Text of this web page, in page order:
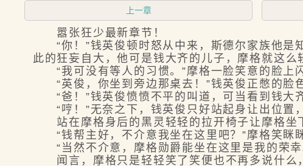
上一章
嚣张狂少最新章节！
“你！”钱英俊顿时怒从中来，斯德尔家族他是
此的狂妄自大，他可是钱大齐的儿子，摩格就这
“我可没有等人的习惯。”摩格一脸笑意的脸上
“英俊，你坐到旁边那桌去！”钱英俊正憋的脸
“爸！”钱英俊愤愤不平的叫道，可当看到钱大
“哼！”无奈之下，钱英俊只好站起身让出位置
站在摩格身后的黑灵轻轻的拉开椅子让摩格坐
“钱帮主好，不介意我坐在这里吧？”摩格笑眯眯
“当然不介意，摩格勋爵能坐在这里是我的荣幸
闻言，摩格只是轻轻笑了笑便也不再多说什么